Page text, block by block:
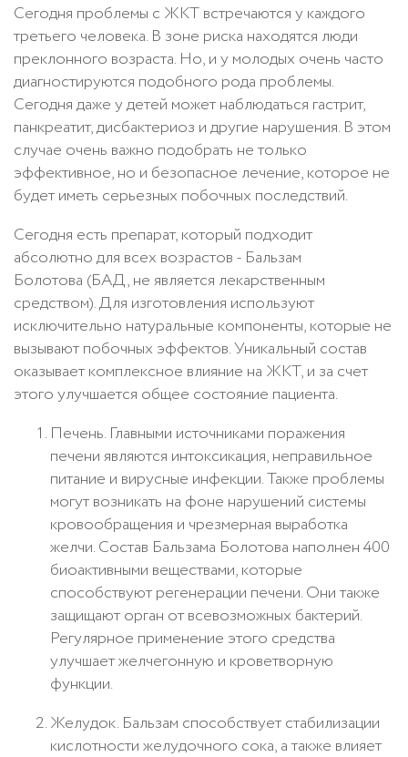
Сегодня проблемы с ЖКТ встречаются у каждого
третьего человека. В зоне риска находятся люди
преклонного возраста. Но, и у молодых очень часто
диагностируются подобного рода проблемы.
Сегодня даже у детей может наблюдаться гастрит,
панкреатит, дисбактериоз и другие нарушения. В этом
случае очень важно подобрать не только
эффективное, но и безопасное лечение, которое не
будет иметь серьезных побочных последствий.
Сегодня есть препарат, который подходит
абсолютно для всех возрастов - Бальзам
Болотова (БАД, не является лекарственным
средством). Для изготовления используют
исключительно натуральные компоненты, которые не
вызывают побочных эффектов. Уникальный состав
оказывает комплексное влияние на ЖКТ, и за счет
этого улучшается общее состояние пациента.
Печень. Главными источниками поражения
печени являются интоксикация, неправильное
питание и вирусные инфекции. Также проблемы
могут возникать на фоне нарушений системы
кровообращения и чрезмерная выработка
желчи. Состав Бальзама Болотова наполнен 400
биоактивными веществами, которые
способствуют регенерации печени. Они также
защищают орган от всевозможных бактерий.
Регулярное применение этого средства
улучшает желчегонную и кроветворную
функции.
Желудок. Бальзам способствует стабилизации
кислотности желудочного сока, а также влияет